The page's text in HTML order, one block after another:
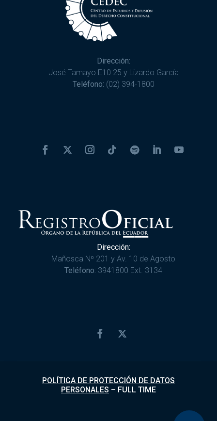
Dirección:
José Tamayo E10 25 y Lizardo García
Teléfono: (02) 394-1800
Dirección:
Mañosca Nº 201 y Av. 10 de Agosto
Teléfono: 3941800 Ext. 3134
POLÍTICA DE PROTECCIÓN DE DATOS
PERSONALES – FULL TIME